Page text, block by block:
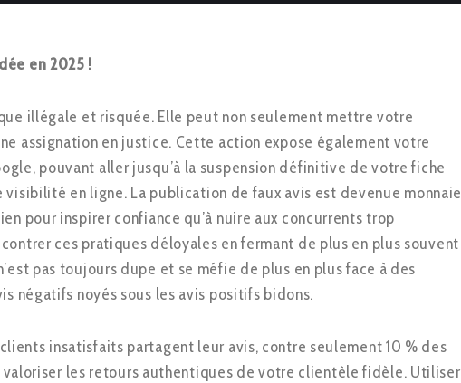
en 2025 !
illégale et risquée. Elle peut non seulement mettre votre
assignation en justice. Cette action expose également votre
pouvant aller jusqu’à la suspension définitive de votre fiche
visibilité en ligne. La publication de faux avis est devenue monnaie
pour inspirer confiance qu’à nuire aux concurrents trop
ces pratiques déloyales en fermant de plus en plus souvent
pas toujours dupe et se méfie de plus en plus face à des
négatifs noyés sous les avis positifs bidons.
insatisfaits partagent leur avis, contre seulement 10 % des
les retours authentiques de votre clientèle fidèle. Utiliser